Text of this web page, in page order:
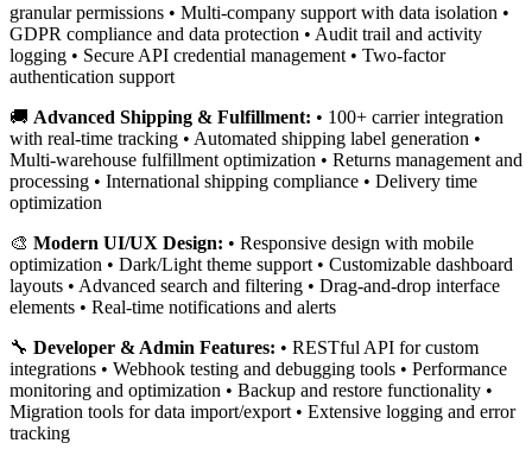
granular permissions • Multi-company support with data isolation •
GDPR compliance and data protection • Audit trail and activity
logging • Secure API credential management • Two-factor
authentication support
🚚 Advanced Shipping & Fulfillment: • 100+ carrier integration
with real-time tracking • Automated shipping label generation •
Multi-warehouse fulfillment optimization • Returns management and
processing • International shipping compliance • Delivery time
optimization
🎨 Modern UI/UX Design: • Responsive design with mobile
optimization • Dark/Light theme support • Customizable dashboard
layouts • Advanced search and filtering • Drag-and-drop interface
elements • Real-time notifications and alerts
🔧 Developer & Admin Features: • RESTful API for custom
integrations • Webhook testing and debugging tools • Performance
monitoring and optimization • Backup and restore functionality •
Migration tools for data import/export • Extensive logging and error
tracking